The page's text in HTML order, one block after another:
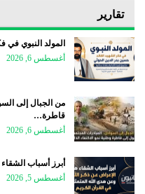
تقارير
المولد النبوي في
أغسطس 6, 2026
من الجبال إلى
قاطرة…
أغسطس 6, 2026
أبرز أسباب
أغسطس 5, 2026